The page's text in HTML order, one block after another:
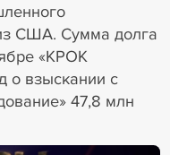
США. Сумма долга
«КРОК
о взыскании с
47,8 млн